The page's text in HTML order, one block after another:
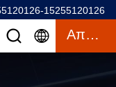
15255120126
Απόσπασμα